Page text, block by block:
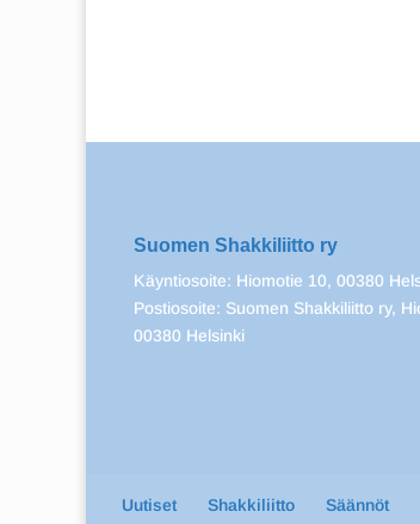
Suomen Shakkiliitto ry
Käyntiosoite: Hiomotie 10, 00380
Postiosoite: Suomen Shakkiliitto ry,
00380 Helsinki
Uutiset Shakkiliitto Säännöt